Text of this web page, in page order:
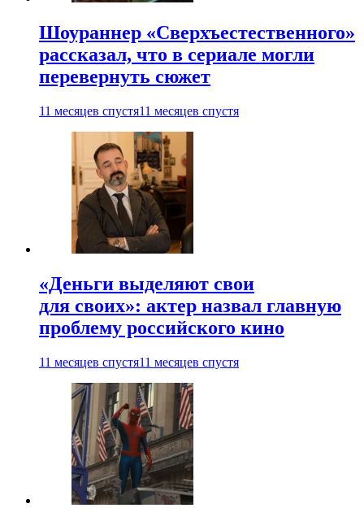
Шоураннер «Сверхъестественного»
рассказал, что в сериале могли
перевернуть сюжет
11 месяцев спустя11 месяцев спустя
«Деньги выделяют свои
для своих»: актер назвал главную
проблему российского кино
11 месяцев спустя11 месяцев спустя